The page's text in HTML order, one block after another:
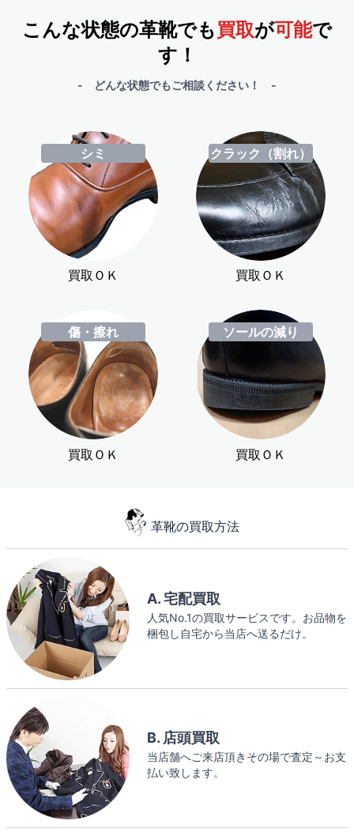
こんな状態の革靴でも買取が可能で
す！
- どんな状態でもご相談ください！ -
シミ
買取ＯＫ
クラック（割れ）
買取ＯＫ
傷・擦れ
買取ＯＫ
ソールの減り
買取ＯＫ
革靴の買取方法
A. 宅配買取
人気No.1の買取サービスです。お品物を
梱包し自宅から当店へ送るだけ。
B. 店頭買取
当店舗へご来店頂きその場で査定～お支
払い致します。